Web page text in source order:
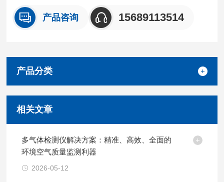
产品咨询 15689113514
产品分类
相关文章
多气体检测仪解决方案：精准、高效、全面的
环境空气质量监测利器
2026-05-12